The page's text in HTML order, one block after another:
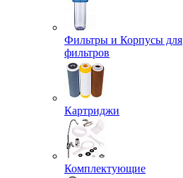
Фильтры и Корпусы для
фильтров
Картриджи
Комплектующие